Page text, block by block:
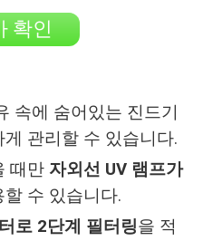
확인
속에 숨어있는 진드기
관리할 수 있습니다.
때만 자외선 UV 램프가
수 있습니다.
로 2단계 필터링을 적